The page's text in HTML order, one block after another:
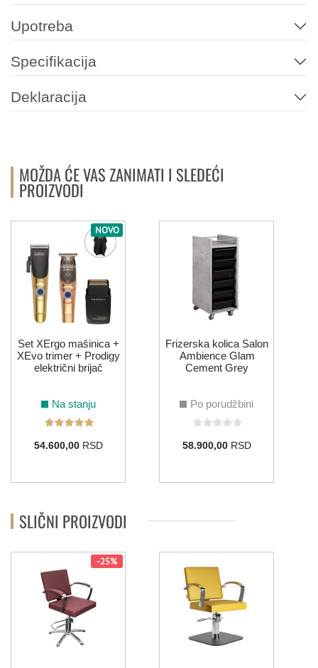
Upotreba
Specifikacija
Deklaracija
MOŽDA ĆE VAS ZANIMATI I SLEDEĆI
PROIZVODI
NOVO
Set XErgo mašinica +
XEvo trimer + Prodigy
električni brijač
Na stanju
54.600,00RSD
Frizerska kolica Salon
Ambience Glam
Cement Grey
Po porudžbini
58.900,00RSD
SLIČNI PROIZVODI
-25%